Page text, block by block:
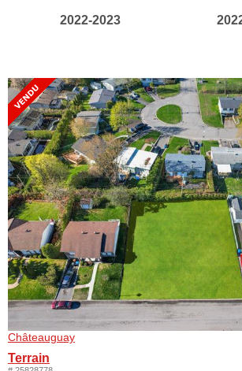
2022-2023
Châteauguay
Terrain